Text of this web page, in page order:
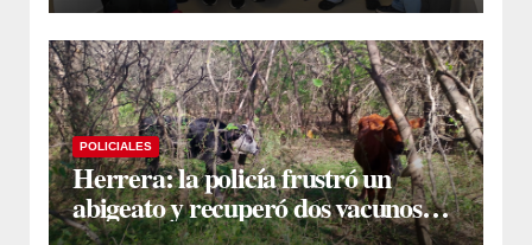
POLICIALES
Herrera: la policía frustró un
abigeato y recuperó dos vacunos
ocultos en una zona montuosa